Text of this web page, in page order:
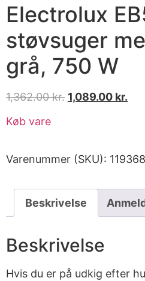
Electrolux
støvsuger
grå, 750 W
1,362.00kr. 1,089.00 kr.
Køb vare
Varenummer (SKU):
Beskrivelse
Beskrivelse
Hvis du er på udkig efter